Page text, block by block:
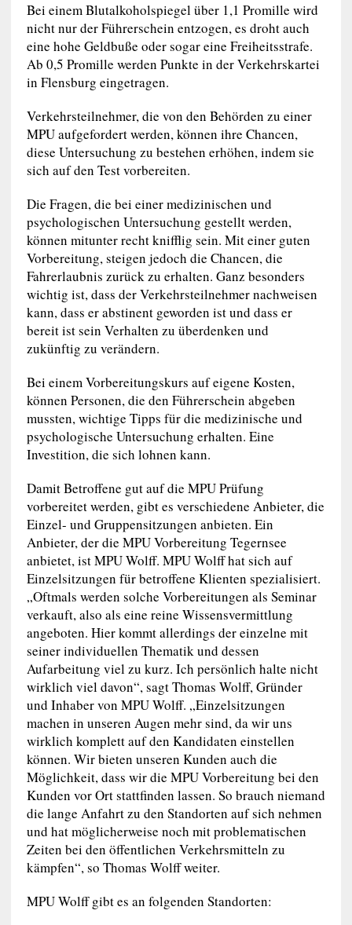
Bei einem Blutalkoholspiegel über 1,1 Promille wird
nicht nur der Führerschein entzogen, es droht auch
eine hohe Geldbuße oder sogar eine Freiheitsstrafe.
Ab 0,5 Promille werden Punkte in der Verkehrskartei
in Flensburg eingetragen.
Verkehrsteilnehmer, die von den Behörden zu einer
MPU aufgefordert werden, können ihre Chancen,
diese Untersuchung zu bestehen erhöhen, indem sie
sich auf den Test vorbereiten.
Die Fragen, die bei einer medizinischen und
psychologischen Untersuchung gestellt werden,
können mitunter recht knifflig sein. Mit einer guten
Vorbereitung, steigen jedoch die Chancen, die
Fahrerlaubnis zurück zu erhalten. Ganz besonders
wichtig ist, dass der Verkehrsteilnehmer nachweisen
kann, dass er abstinent geworden ist und dass er
bereit ist sein Verhalten zu überdenken und
zukünftig zu verändern.
Bei einem Vorbereitungskurs auf eigene Kosten,
können Personen, die den Führerschein abgeben
mussten, wichtige Tipps für die medizinische und
psychologische Untersuchung erhalten. Eine
Investition, die sich lohnen kann.
Damit Betroffene gut auf die MPU Prüfung
vorbereitet werden, gibt es verschiedene Anbieter, die
Einzel- und Gruppensitzungen anbieten. Ein
Anbieter, der die MPU Vorbereitung Tegernsee
anbietet, ist MPU Wolff. MPU Wolff hat sich auf
Einzelsitzungen für betroffene Klienten spezialisiert.
„Oftmals werden solche Vorbereitungen als Seminar
verkauft, also als eine reine Wissensvermittlung
angeboten. Hier kommt allerdings der einzelne mit
seiner individuellen Thematik und dessen
Aufarbeitung viel zu kurz. Ich persönlich halte nicht
wirklich viel davon“, sagt Thomas Wolff, Gründer
und Inhaber von MPU Wolff. „Einzelsitzungen
machen in unseren Augen mehr sind, da wir uns
wirklich komplett auf den Kandidaten einstellen
können. Wir bieten unseren Kunden auch die
Möglichkeit, dass wir die MPU Vorbereitung bei den
Kunden vor Ort stattfinden lassen. So brauch niemand
die lange Anfahrt zu den Standorten auf sich nehmen
und hat möglicherweise noch mit problematischen
Zeiten bei den öffentlichen Verkehrsmitteln zu
kämpfen“, so Thomas Wolff weiter.
MPU Wolff gibt es an folgenden Standorten: